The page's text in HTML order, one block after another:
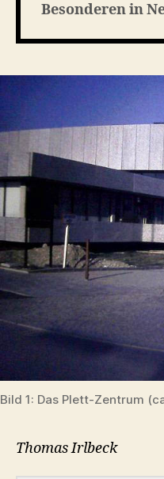
Besonderen in
Bild 1: Das Plett-Zentrum
Thomas Irlbeck